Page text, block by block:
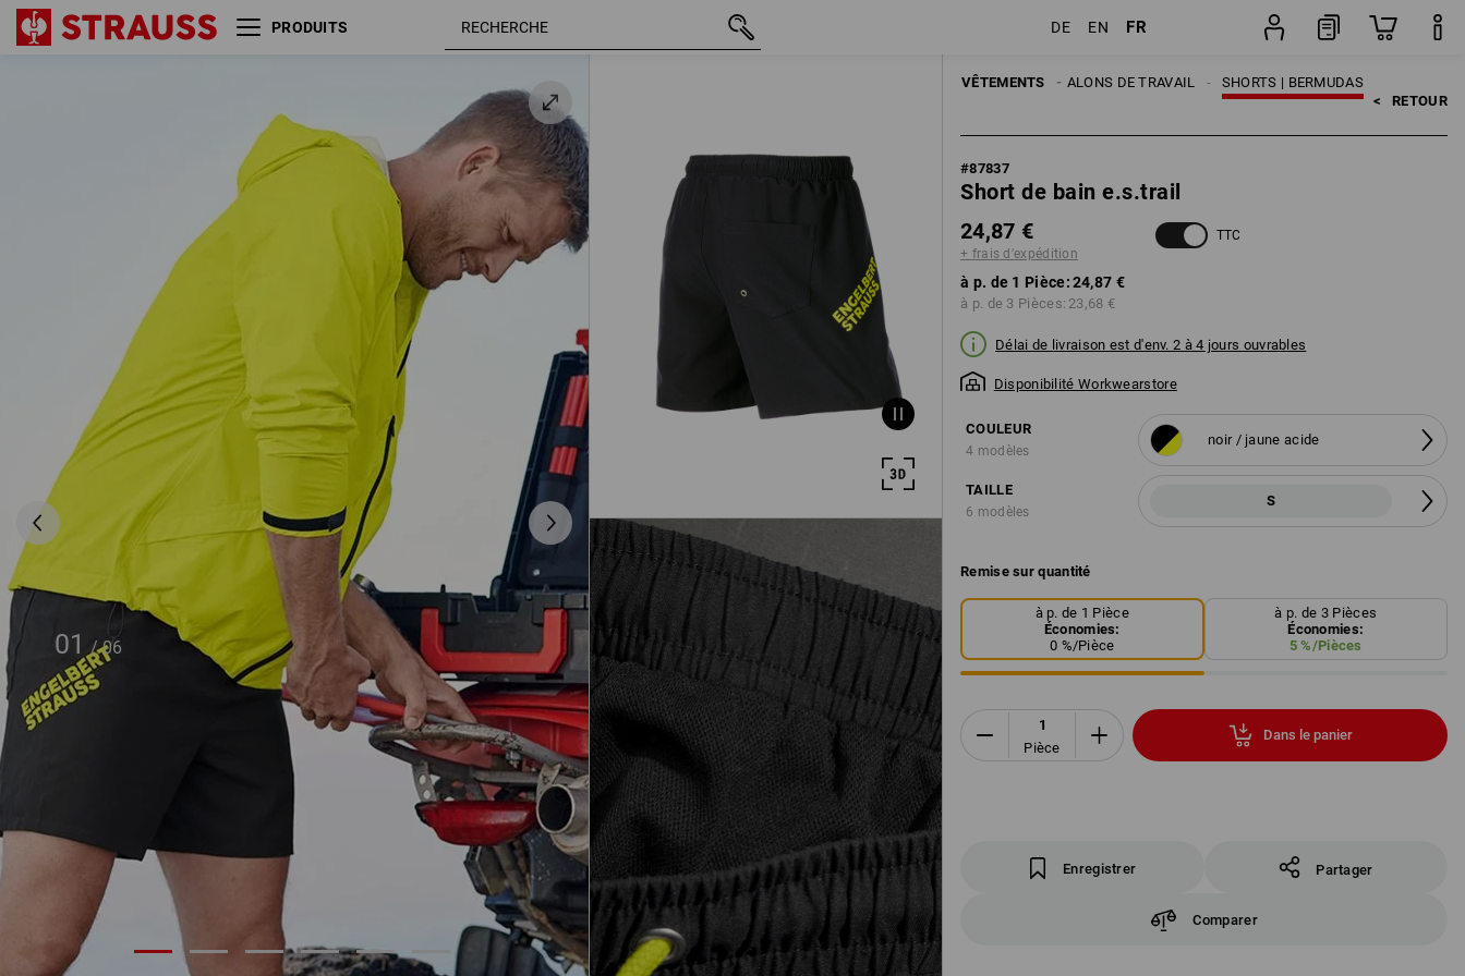
PRODUITS DE EN FR
01 / 06
VÊTEMENTS SHORTS | BERMUDAS
PANTALONS DE TRAVAIL
HOMMES
< RETOUR
#87837
Short de bain e.s.trail
24,87 €
+ frais d'expédition
TTC
à p. de 1 Pièce:24,87 €
à p. de 3 Pièces: 23,68 €
Délai de livraison est d'env. 2 à 4 jours ouvrables
Disponibilité Workwearstore
COULEUR
4 modèles
noir / jaune acide
TAILLE
6 modèles
S
Remise sur quantité
à p. de 1 Pièce
Économies:
0 %/Pièce
à p. de 3 Pièces
Économies:
5 %/Pièces
Pièce
Dans le panier
Enregistrer Partager
Comparer
S 24,87 €